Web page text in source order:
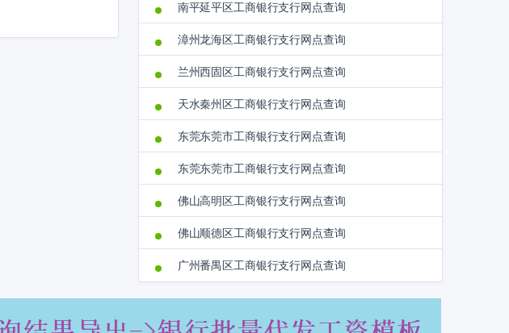
南平延平区工商银行支行网点查询
漳州龙海区工商银行支行网点查询
兰州西固区工商银行支行网点查询
天水秦州区工商银行支行网点查询
东莞东莞市工商银行支行网点查询
东莞东莞市工商银行支行网点查询
佛山高明区工商银行支行网点查询
佛山顺德区工商银行支行网点查询
广州番禺区工商银行支行网点查询